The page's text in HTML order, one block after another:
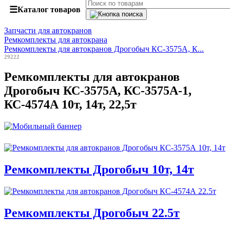
☰Каталог товаров
Запчасти для автокранов
Ремкомплекты для автокрана
Ремкомплекты для автокранов Дрогобыч КС-3575А, К...
29222
Ремкомплекты для автокранов
Дрогобыч КС-3575А, КС-3575А-1,
КС-4574А 10т, 14т, 22,5т
Ремкомплекты Дрогобыч 10т, 14т
Ремкомплекты Дрогобыч 22.5т